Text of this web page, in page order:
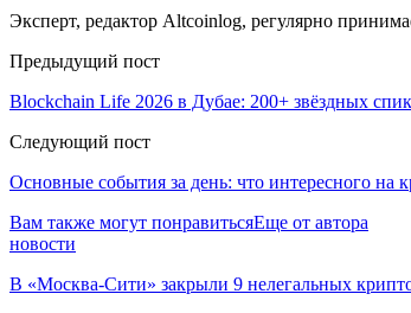
Эксперт, редактор Altcoinlog, регулярно
Предыдущий пост
Blockchain Life 2026 в Дубае: 200+ звёздных
Следующий пост
Основные события за день: что интересного на
Вам также могут понравитьсяЕще от автора
новости
В «Москва-Сити» закрыли 9 нелегальных